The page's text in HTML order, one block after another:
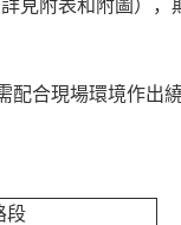
見附表和附圖）
合現場環境作出
段